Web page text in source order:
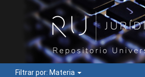
Filtrar por: Materia